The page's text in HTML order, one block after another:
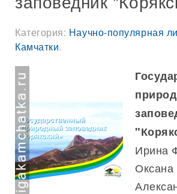
Категория: Научно-популярная
Камчатки.
Ирина
Оксана